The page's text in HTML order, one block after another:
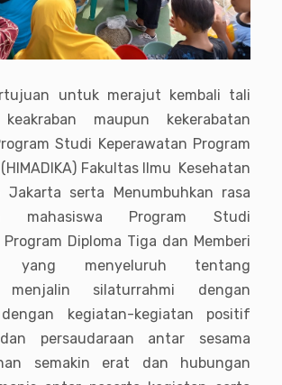
untuk merajut kembali tali
maupun kekerabatan
Studi Keperawatan Program
Fakultas Ilmu Kesehatan
Jakarta serta Menumbuhkan rasa
mahasiswa Program Studi
Diploma Tiga dan Memberi
yang menyeluruh tentang
menjalin silaturrahmi dengan
kegiatan-kegiatan positif
persaudaraan antar sesama
semakin erat dan hubungan